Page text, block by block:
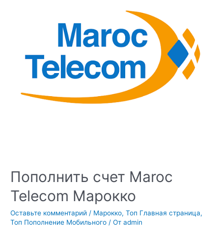
Пополнить счет Maroc
Telecom Марокко
Оставьте комментарий / Марокко,Топ Главная страница,
Топ Пополнение Мобильного / От admin